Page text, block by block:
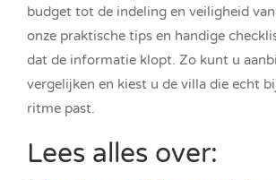
budget tot de indeling en veiligheid
onze praktische tips en handige
dat de informatie klopt. Zo kunt u
vergelijken en kiest u de villa die echt
ritme past.
Lees alles over: